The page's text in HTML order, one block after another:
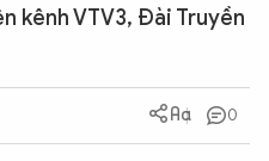
kênh VTV3, Đài Truyền
0